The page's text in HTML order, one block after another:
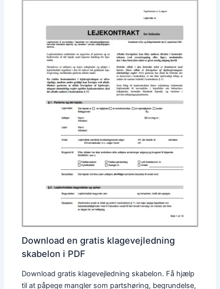
Download en gratis klagevejledning
skabelon i PDF
Download gratis klagevejledning skabelon. Få hjælp
til at påpege mangler som partshøring, begrundelse,